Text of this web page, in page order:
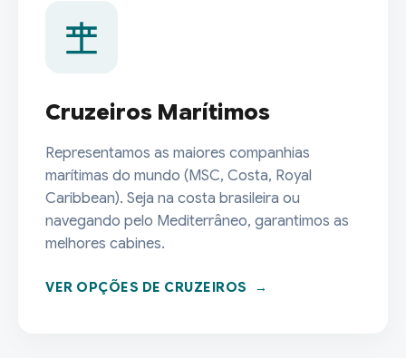
Cruzeiros Marítimos
Representamos as maiores companhias
marítimas do mundo (MSC, Costa, Royal
Caribbean). Seja na costa brasileira ou
navegando pelo Mediterrâneo, garantimos as
melhores cabines.
VER OPÇÕES DE CRUZEIROS